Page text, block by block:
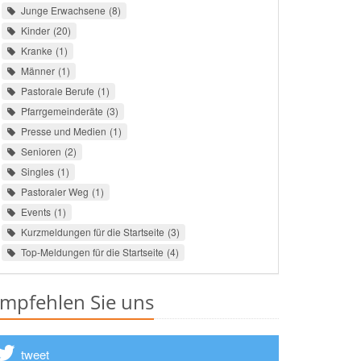
Junge Erwachsene 8
Kinder 20
Kranke 1
Männer 1
Pastorale Berufe 1
Pfarrgemeinderäte 3
Presse und Medien 1
Senioren 2
Singles 1
Pastoraler Weg 1
Events 1
Kurzmeldungen für die Startseite 3
Top-Meldungen für die Startseite 4
Sie uns
tweet